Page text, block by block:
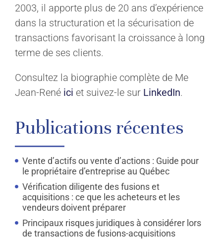
2003, il apporte plus de 20 ans d’expérience
dans la structuration et la sécurisation de
transactions favorisant la croissance à long
terme de ses clients.
Consultez la biographie complète de Me
Jean-René ici et suivez-le sur LinkedIn.
Publications récentes
Vente d’actifs ou vente d’actions : Guide pour
le propriétaire d’entreprise au Québec
Vérification diligente des fusions et
acquisitions : ce que les acheteurs et les
vendeurs doivent préparer
Principaux risques juridiques à considérer lors
de transactions de fusions-acquisitions